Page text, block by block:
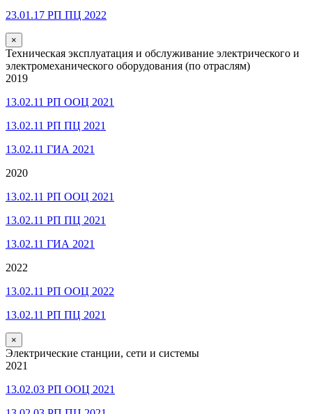
23.01.17 РП ПЦ 2022
×
Техническая эксплуатация и обслуживание электрического и
электромеханического оборудования (по отраслям)
2019
13.02.11 РП ООЦ 2021
13.02.11 РП ПЦ 2021
13.02.11 ГИА 2021
2020
13.02.11 РП ООЦ 2021
13.02.11 РП ПЦ 2021
13.02.11 ГИА 2021
2022
13.02.11 РП ООЦ 2022
13.02.11 РП ПЦ 2021
×
Электрические станции, сети и системы
2021
13.02.03 РП ООЦ 2021